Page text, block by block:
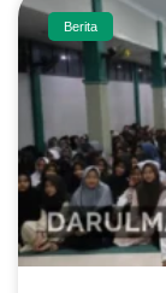
Berita